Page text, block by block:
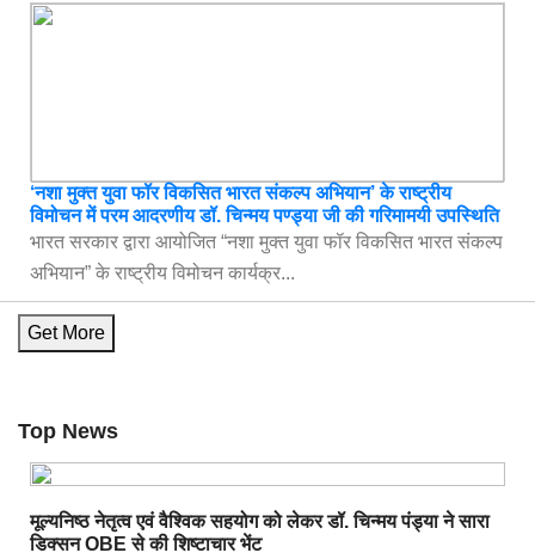
‘नशा मुक्त युवा फॉर विकसित भारत संकल्प अभियान’ के राष्ट्रीय
विमोचन में परम आदरणीय डॉ. चिन्मय पण्ड्या जी की गरिमामयी उपस्थिति
भारत सरकार द्वारा आयोजित “नशा मुक्त युवा फॉर विकसित भारत संकल्प
अभियान” के राष्ट्रीय विमोचन कार्यक्र...
Get More
Top News
मूल्यनिष्ठ नेतृत्व एवं वैश्विक सहयोग को लेकर डॉ. चिन्मय पंड्या ने सारा
डिक्सन OBE से की शिष्टाचार भेंट